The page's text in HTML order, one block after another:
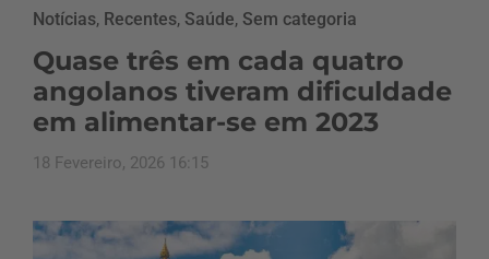
Notícias, Recentes, Saúde, Sem categoria
Quase três em cada quatro
angolanos tiveram dificuldade
em alimentar-se em 2023
18 Fevereiro, 2026 16:15